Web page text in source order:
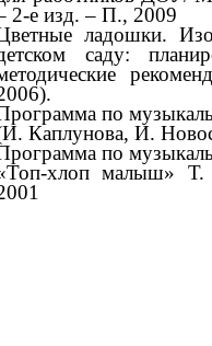
2-е изд. – П., 2009
ладошки.
саду:
по
Каплунова, И.
по
хлоп малыш»